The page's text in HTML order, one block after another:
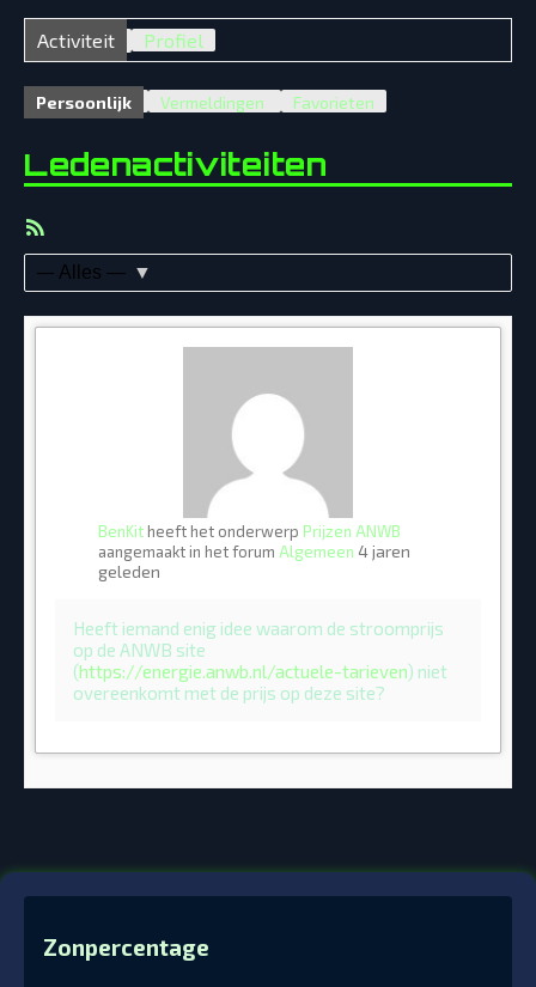
Activiteit Profiel
Persoonlijk Vermeldingen Favorieten
Ledenactiviteiten
feed
Toon:
BenKitheeft het onderwerp Prijzen ANWB
aangemaakt in het forum Algemeen 4 jaren
geleden
Heeft iemand enig idee waarom de stroomprijs
op de ANWB site
(https://energie.anwb.nl/actuele-tarieven) niet
overeenkomt met de prijs op deze site?
Zonpercentage